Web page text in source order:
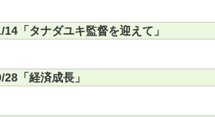
「タナダユキ監督を迎えて」
「経済成長」